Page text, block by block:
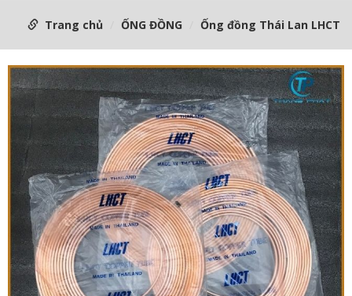
Trang chủ ỐNG ĐỒNG Ống đồng Thái Lan LHCT